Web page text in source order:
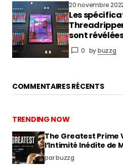
20 novembre
Les
sont
0 bybuzzg
COMMENTAIRES RÉCENTS
TRENDING NOW
The Greatest Prime
l’Intimité Inédite de
par buzzg